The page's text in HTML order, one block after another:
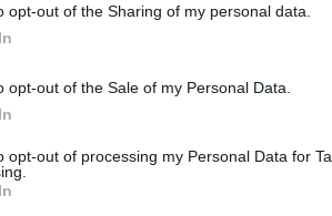
opt-out of the Sharing of my personal data.
opt-out of the Sale of my Personal Data.
opt-out of processing my Personal Data for
alle